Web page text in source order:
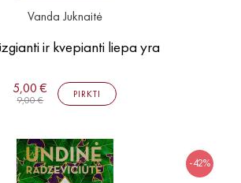
Vanda Juknaitė
ir kvepianti liepa yra
5,00 €
9,00 €
PIRKTI
-42%